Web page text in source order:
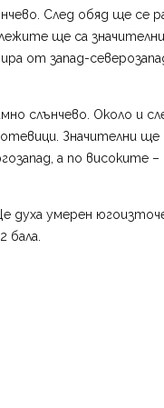
След обяд ще се
ще са
от запад-
слънчево. Около и
Значителни
а по високите
умерен